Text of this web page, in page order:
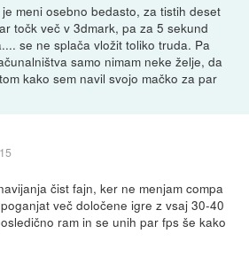
meni osebno bedasto, za tistih deset
točk več v 3dmark, pa za 5 sekund
se ne splača vložit toliko truda. Pa
samo nimam neke želje, da
kako sem navil svojo mačko za par
čist fajn, ker ne menjam compa
več določene igre z vsaj 30-40
ram in se unih par fps še kako